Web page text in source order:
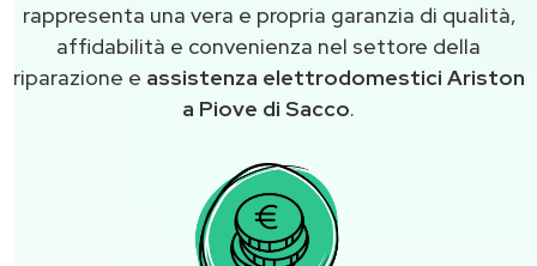
rappresenta una vera e propria garanzia di qualità,
affidabilità e convenienza nel settore della
riparazione e assistenza elettrodomestici Ariston
a Piove di Sacco.